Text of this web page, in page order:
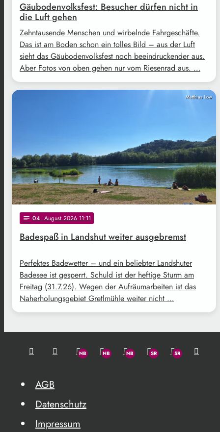
Gäubodenvolksfest: Besucher dürfen nicht in
die Luft gehen
Zehntausende Menschen und wirbelnde Fahrgeschäfte.
Das ist am Boden schon ein tolles Bild – aus der Luft
sieht das Gäubodenvolksfest noch beeindruckender aus.
Aber Fotos von oben gehen nur vom Riesenrad aus. …
Matthias Löw
notes 04. August 2026 11:11
Badespaß in Landshut weiter ausgebremst
Perfektes Badewetter – und ein beliebter Landshuter
Badesee ist gesperrt. Schuld ist der heftige Sturm am
Freitag (31.7.26). Wegen der Aufräumarbeiten ist das
Naherholungsgebiet Gretlmühle weiter nicht …
AGB
Datenschutz
Impressum